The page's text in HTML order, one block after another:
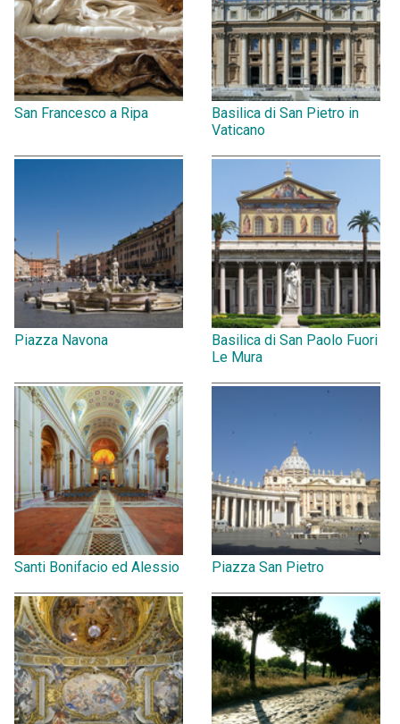
San Francesco a Ripa
Basilica di San Pietro in
Vaticano
Piazza Navona
Basilica di San Paolo Fuori
Le Mura
Santi Bonifacio ed Alessio Piazza San Pietro